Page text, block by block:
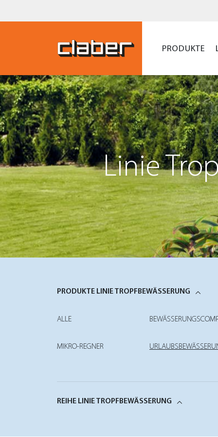
PRODUKTE
Linie
PRODUKTE LINIE TROPFBEWÄSSERUNG
ALLE
MIKRO-REGNER
REIHE LINIE TROPFBEWÄSSERUNG